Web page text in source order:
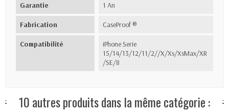
Garantie 1 An
Fabrication CaseProof ®
Compatibilité
iPhone Serie
15/14/13/12/11/2//X/Xs/XsMax/XR
/SE/8
10 autres produits dans la même catégorie :